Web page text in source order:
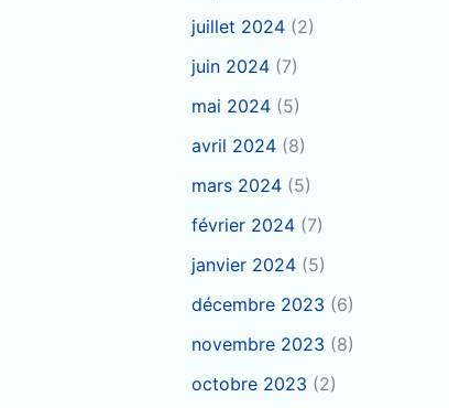
juillet 2024 (2)
juin 2024 (7)
mai 2024 (5)
avril 2024 (8)
mars 2024 (5)
février 2024 (7)
janvier 2024 (5)
décembre 2023 (6)
novembre 2023 (8)
octobre 2023 (2)